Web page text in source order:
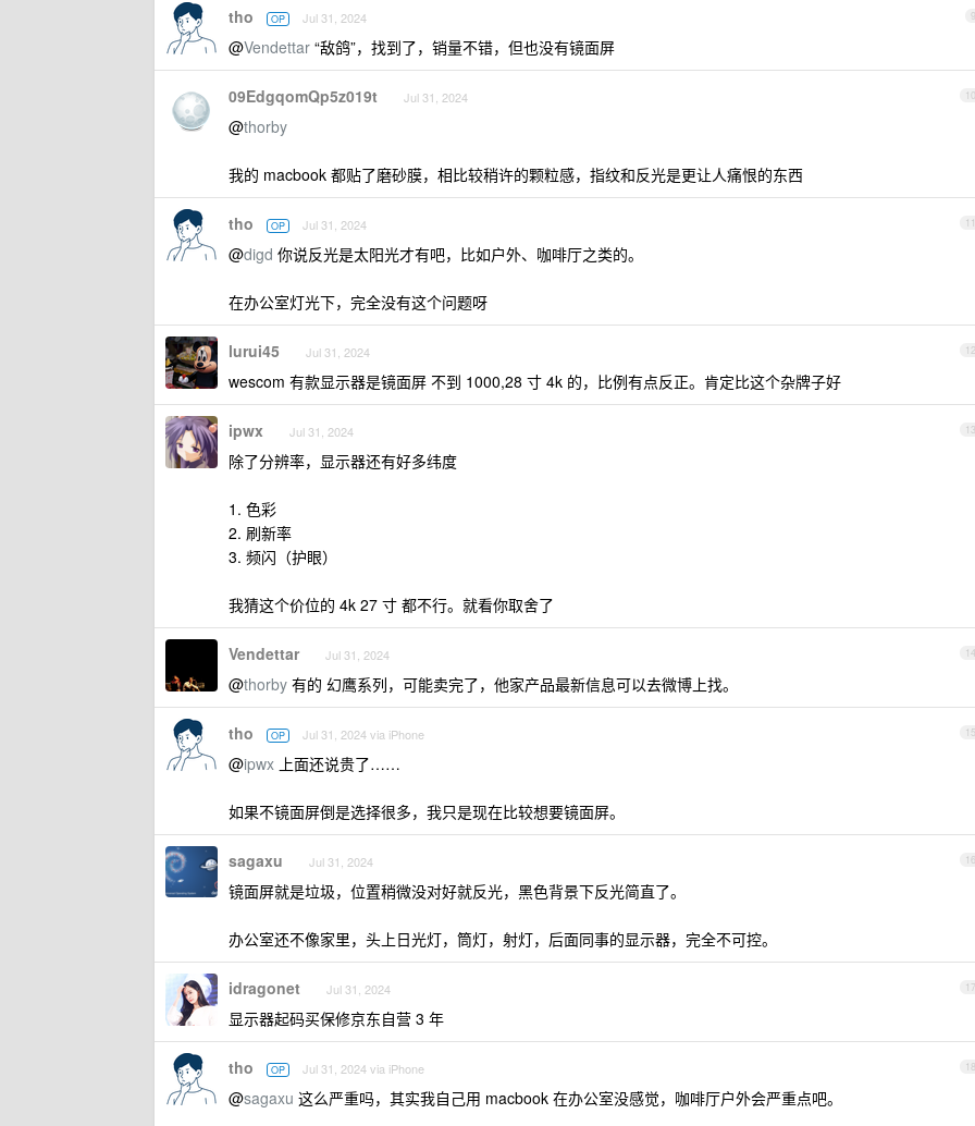
9
tho OP Jul 31, 2024
@Vendettar “敌鸽”，找到了，销量不错，但也没有镜面屏
10
09EdgqomQp5z019t Jul 31, 2024
@thorby
我的 macbook 都贴了磨砂膜，相比较稍许的颗粒感，指纹和反光是更让人痛恨的东西
11
tho OP Jul 31, 2024
@digd 你说反光是太阳光才有吧，比如户外、咖啡厅之类的。
在办公室灯光下，完全没有这个问题呀
12
lurui45 Jul 31, 2024
wescom 有款显示器是镜面屏 不到 1000,28 寸 4k 的，比例有点反正。肯定比这个杂牌子好
13
ipwx Jul 31, 2024
除了分辨率，显示器还有好多纬度
1. 色彩
2. 刷新率
3. 频闪（护眼）
我猜这个价位的 4k 27 寸 都不行。就看你取舍了
14
Vendettar Jul 31, 2024
@thorby 有的 幻鹰系列，可能卖完了，他家产品最新信息可以去微博上找。
15
tho OP Jul 31, 2024 via iPhone
@ipwx 上面还说贵了……
如果不镜面屏倒是选择很多，我只是现在比较想要镜面屏。
16
sagaxu Jul 31, 2024
镜面屏就是垃圾，位置稍微没对好就反光，黑色背景下反光简直了。
办公室还不像家里，头上日光灯，筒灯，射灯，后面同事的显示器，完全不可控。
17
idragonet Jul 31, 2024
显示器起码买保修京东自营 3 年
18
tho OP Jul 31, 2024 via iPhone
@sagaxu 这么严重吗，其实我自己用 macbook 在办公室没感觉，咖啡厅户外会严重点吧。